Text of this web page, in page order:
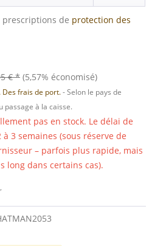
prescriptions de protection des
€ * (5,57% économisé)
Des frais de port.- Selon le pays de
passage à la caisse.
pas en stock. Le délai de
3 semaines (sous réserve de
– parfois plus rapide, mais
long dans certains cas).